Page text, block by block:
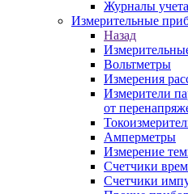
Журналы
Измерительные
Назад
Вольтметры
Измерения
Измерители
от
Амперметры
Измерение
Счетчики
Счетчики